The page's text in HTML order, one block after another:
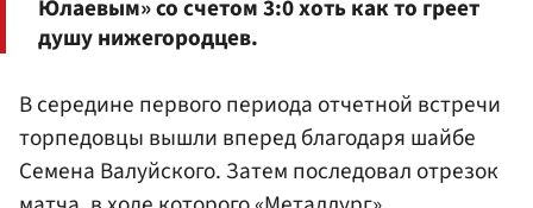
Юлаевым» со счетом 3:0 хоть как то греет
душу нижегородцев.
В середине первого периода отчетной встречи
торпедовцы вышли вперед благодаря шайбе
Семена Валуйского. Затем последовал отрезок